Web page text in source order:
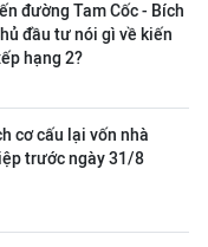
đường Tam Cốc - Bích
đầu tư nói gì về kiến
hạng 2?
cơ cấu lại vốn nhà
trước ngày 31/8